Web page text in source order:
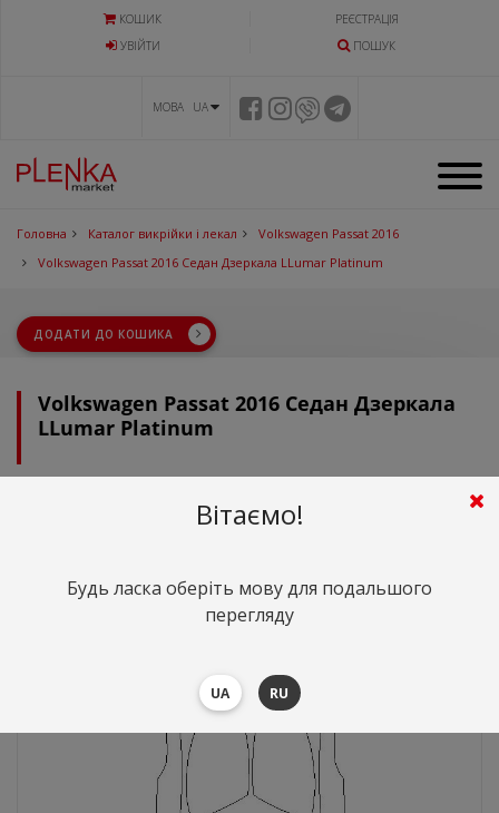
КОШИК
РЕЄСТРАЦІЯ
УВIЙТИ
ПОШУК
МОВА UA
Головна Каталог викрійки і лекал
Volkswagen Passat 2016
Volkswagen Passat 2016 Седан Дзеркала LLumar Platinum
ДОДАТИ ДО КОШИКА
Volkswagen Passat 2016 Седан Дзеркала
LLumar Platinum
грн.
Вітаємо!
Будь ласка оберіть мову для подальшого
перегляду
UA RU